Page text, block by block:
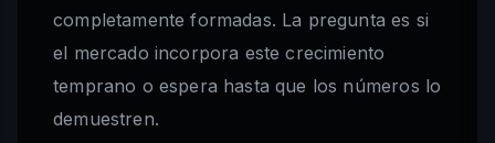
completamente formadas. La pregunta es si
el mercado incorpora este crecimiento
temprano o espera hasta que los números lo
demuestren.